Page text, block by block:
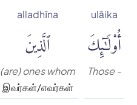
ulāika
أُو۟لَٰٓئِكَ
Those -
alladhīna
ٱلَّذِينَ
(are) ones whom
இவர்கள்/எவர்கள்